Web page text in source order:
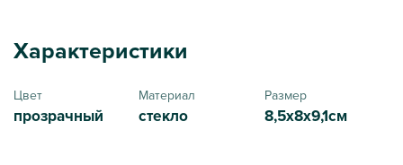
Характеристики
Цвет
прозрачный
Материал
стекло
Размер
8,5х8х9,1см